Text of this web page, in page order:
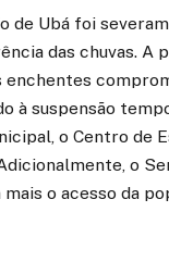
de Ubá foi
das chuvas. A
à suspensão
o Centro de
o
o acesso da